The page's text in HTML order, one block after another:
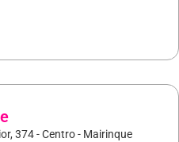
374 - Centro - Mairinque